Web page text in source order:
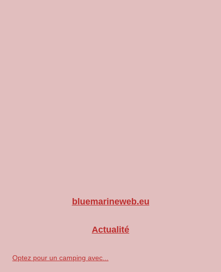
bluemarineweb.eu
Actualité
Optez pour un camping avec...